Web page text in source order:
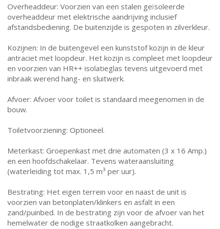
Overheaddeur: Voorzien van een stalen geïsoleerde
overheaddeur met elektrische aandrijving inclusief
afstandsbediening. De buitenzijde is gespoten in zilverkleur.
Kozijnen: In de buitengevel een kunststof kozijn in de kleur
antraciet met loopdeur. Het kozijn is compleet met loopdeur
en voorzien van HR++ isolatieglas tevens uitgevoerd met
inbraak werend hang- en sluitwerk.
Afvoer: Afvoer voor toilet is standaard meegenomen in de
bouw.
Toiletvoorziening: Optioneel.
Meterkast: Groepenkast met drie automaten (3 x 16 Amp.)
en een hoofdschakelaar. Tevens wateraansluiting
(waterleiding tot max. 1,5 m³ per uur).
Bestrating: Het eigen terrein voor en naast de unit is
voorzien van betonplaten/klinkers en asfalt in een
zand/puinbed. In de bestrating zijn voor de afvoer van het
hemelwater de nodige straatkolken aangebracht.